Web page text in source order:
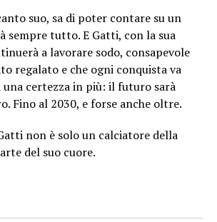
suo, sa di poter contare su un
sempre tutto. E Gatti, con la sua
a lavorare sodo, consapevole
regalato e che ogni conquista va
una certezza in più: il futuro sarà
Fino al 2030, e forse anche oltre.
non è solo un calciatore della
del suo cuore.